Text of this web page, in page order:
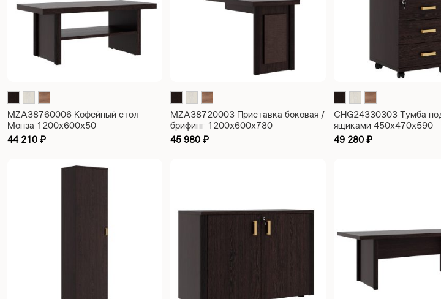
MZA38760006 Кофейный стол
Монза 1200x600x50
44 210 ₽
MZA38720003 Приставка боковая /
брифинг 1200x600x780
45 980₽
CHG24330303 Тумба
ящиками 450x470x590
49 280₽